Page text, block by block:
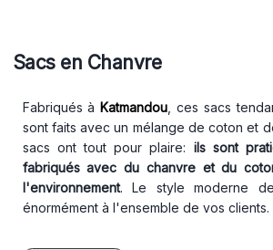
Sacs en Chanvre
Fabriqués à Katmandou, ces sacs
sont faits avec un mélange de coton et
sacs ont tout pour plaire: ils sont
fabriqués avec du chanvre et du
l'environnement. Le style moderne
énormément à l'ensemble de vos clients.